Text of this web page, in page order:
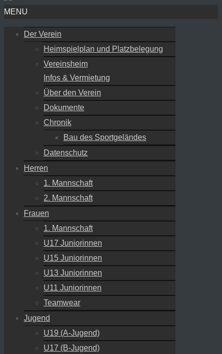
MENU
Der Verein
Heimspielplan und Platzbelegung
Vereinsheim
Infos & Vermietung
Über den Verein
Dokumente
Chronik
Bau des Sportgeländes
Datenschutz
Herren
1. Mannschaft
2. Mannschaft
Frauen
1. Mannschaft
U17 Juniorinnen
U15 Juniorinnen
U13 Juniorinnen
U11 Juniorinnen
Teamwear
Jugend
U19 (A-Jugend)
U17 (B-Jugend)